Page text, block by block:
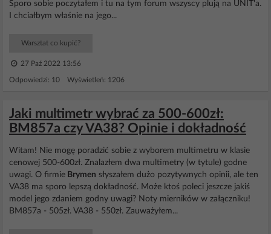
Sporo sobie poczytałem i tu na tym forum wszyscy plują na UNIT'a.
I chciałbym właśnie na jego...
Warsztat co kupić?
27 Paź 2022 13:56
Odpowiedzi: 10 Wyświetleń: 1206
Jaki multimetr wybrać za 500-600zł:
BM857a czy VA38? Opinie i dokładność
Witam! Nie mogę poradzić sobie z wyborem multimetru w klasie
cenowej 500-600zł. Znalazłem dwa multimetry (w tytule) godne
uwagi. O firmie Brymen słyszałem dużo pozytywnych opinii, ale ten
VA38 ma sporo lepszą dokładność. Może ktoś poleci jeszcze jakiś
model jego zdaniem godny uwagi? Noty mierników w załączniku!
BM857a - 505zł. VA38 - 550zł. Zauważyłem...